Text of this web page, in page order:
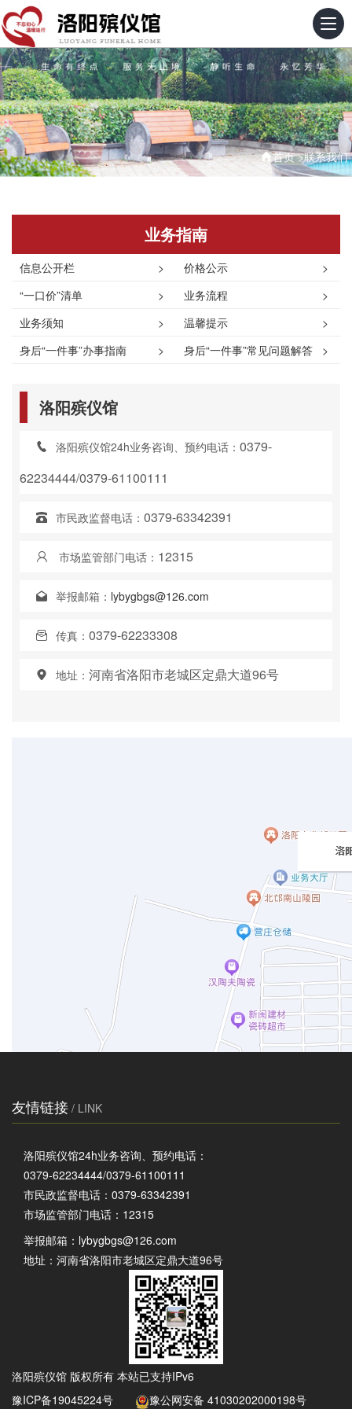
首页>联系我们
业务指南
>
信息公开栏 >
价格公示
>
“一口价”清单 >
业务流程
>
业务须知 >
温馨提示
>
身后“一件事”办事指南 >
身后“一件事”常见问题解答
洛阳殡仪馆
洛阳殡仪馆24h业务咨询、预约电话： 0379-
62234444/0379-61100111
市民政监督电话： 0379-63342391
市场监管部门电话： 12315
举报邮箱： lybygbgs@126.com
传真： 0379-62233308
地址： 河南省洛阳市老城区定鼎大道96号
友情链接 / LINK
洛阳殡仪馆24h业务咨询、预约电话：
0379-62234444/0379-61100111
市民政监督电话：0379-63342391
市场监管部门电话：12315
举报邮箱： lybygbgs@126.com
地址：河南省洛阳市老城区定鼎大道96号
洛阳殡仪馆 版权所有 本站已支持IPv6
豫ICP备19045224号
豫公网安备 41030202000198号